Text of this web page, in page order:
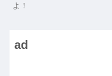
よ！
ad